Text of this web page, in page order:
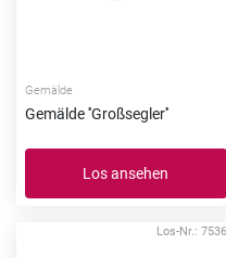
Gemälde
Gemälde ''Großsegler''
Los ansehen
Los-Nr.: 7536